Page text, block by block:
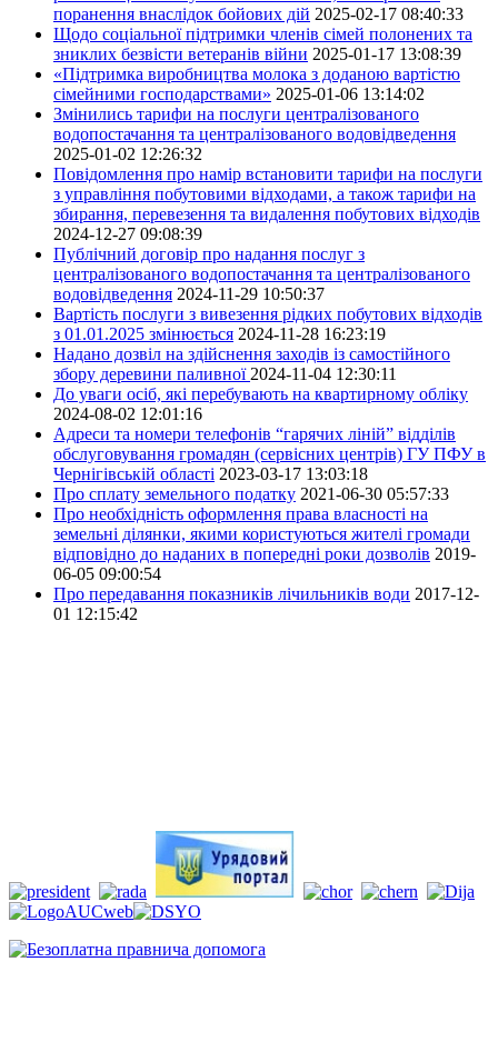
поранення внаслідок бойових дій 2025-02-17 08:40:33
Щодо соціальної підтримки членів сімей полонених та
зниклих безвісти ветеранів війни 2025-01-17 13:08:39
«Підтримка виробництва молока з доданою вартістю
сімейними господарствами» 2025-01-06 13:14:02
Змінились тарифи на послуги централізованого
водопостачання та централізованого водовідведення
2025-01-02 12:26:32
Повідомлення про намір встановити тарифи на послуги
з управління побутовими відходами, а також тарифи на
збирання, перевезення та видалення побутових відходів
2024-12-27 09:08:39
Публічний договір про надання послуг з
централізованого водопостачання та централізованого
водовідведення 2024-11-29 10:50:37
Вартість послуги з вивезення рідких побутових відходів
з 01.01.2025 змінюється 2024-11-28 16:23:19
Надано дозвіл на здійснення заходів із самостійного
збору деревини паливної 2024-11-04 12:30:11
До уваги осіб, які перебувають на квартирному обліку
2024-08-02 12:01:16
Адреси та номери телефонів “гарячих ліній” відділів
обслуговування громадян (сервісних центрів) ГУ ПФУ в
Чернігівській області 2023-03-17 13:03:18
Про сплату земельного податку 2021-06-30 05:57:33
Про необхідність оформлення права власності на
земельні ділянки, якими користуються жителі громади
відповідно до наданих в попередні роки дозволів 2019-
06-05 09:00:54
Про передавання показників лічильників води 2017-12-
01 12:15:42